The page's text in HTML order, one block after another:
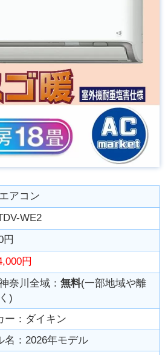
アコン
WE2
円
円
奈川全域：無料(一部地域や離
)
ー：ダイキン
名：2026年モデル